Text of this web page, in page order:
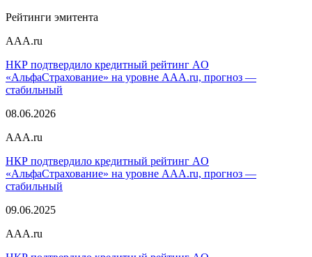
Рейтинги эмитента
AAA.ru
НКР подтвердило кредитный рейтинг AО
«АльфаСтрахование» на уровне AAA.ru, прогноз —
стабильный
08.06.2026
AAA.ru
НКР подтвердило кредитный рейтинг AО
«АльфаСтрахование» на уровне AAA.ru, прогноз —
стабильный
09.06.2025
AAA.ru